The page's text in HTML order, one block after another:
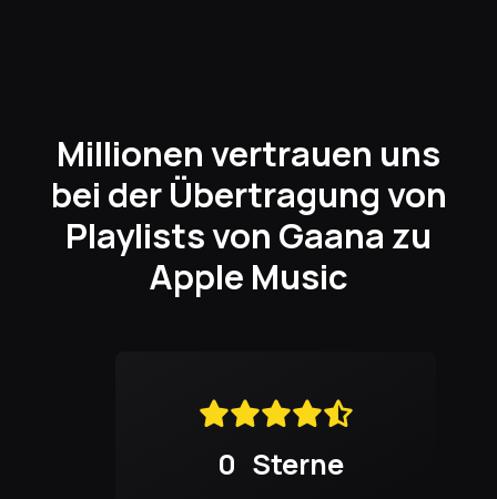
Millionen vertrauen uns
bei der Übertragung von
Playlists von Gaana zu
Apple Music
0 Sterne